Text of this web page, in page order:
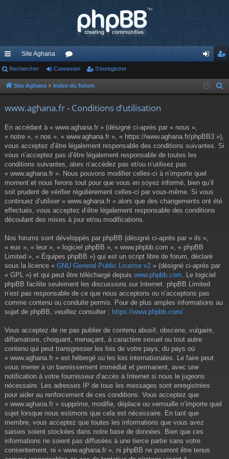
cc
ès
de
Site Aghana
or
u ne nr
r
Rechercher Connexion S’enregistrer
Site Aghana Index du forum
www.aghana.fr - Conditions d’utilisation
En accédant à « www.aghana.fr » (désigné ci-après par « nous »,
« notre », « nos », « www.aghana.fr », « https://www.aghana.fr/phpBB3 »),
vous acceptez d’être légalement responsable des conditions suivantes. Si
vous n’acceptez pas d’être légalement responsable de toutes les
conditions suivantes, alors n’accédez pas et/ou n’utilisez pas
« www.aghana.fr ». Nous pouvons modifier celles-ci à n’importe quel
moment et nous ferons tout pour que vous en soyez informé, bien qu’il
soit prudent de vérifier régulièrement celles-ci par vous-même. Si vous
continuez d’utiliser « www.aghana.fr » alors que des changements ont été
effectués, vous acceptez d’être légalement responsable des conditions
découlant des mises à jour et/ou modifications.
Nos forums sont développés par phpBB (désigné ci-après par « ils »,
« eux », « leur », « logiciel phpBB », « www.phpbb.com », « phpBB
Limited », « Équipes phpBB ») qui est un script libre de forum, déclaré
sous la licence « GNU General Public License v2 » (désigné ci-après par
« GPL ») et qui peut être téléchargé depuis www.phpbb.com . Le logiciel
phpBB facilite seulement les discussions sur Internet. phpBB Limited
n’est pas responsable de ce que nous acceptons ou n’acceptons pas
comme contenu ou conduite permis. Pour de plus amples informations au
sujet de phpBB, veuillez consulter : https://www.phpbb.com/
Vous acceptez de ne pas publier de contenu abusif, obscène, vulgaire,
diffamatoire, choquant, menaçant, à caractère sexuel ou tout autre
contenu qui peut transgresser les lois de votre pays, du pays où
« www.aghana.fr » est hébergé ou les lois internationales. Le faire peut
vous mener à un bannissement immédiat et permanent, avec une
notification à votre fournisseur d’accès à Internet si nous le jugeons
nécessaire. Les adresses IP de tous les messages sont enregistrées
pour aider au renforcement de ces conditions. Vous acceptez que
« www.aghana.fr » supprime, modifie, déplace ou verrouille n’importe quel
sujet lorsque nous estimons que cela est nécessaire. En tant que
membre, vous acceptez que toutes les informations que vous avez
saisies soient stockées dans notre base de données. Bien que ces
informations ne soient pas diffusées à une tierce partie sans votre
consentement, ni « www.aghana.fr », ni phpBB ne pourront être tenus